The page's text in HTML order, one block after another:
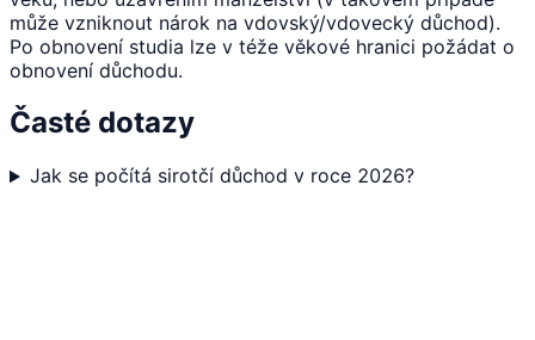
může vzniknout nárok na vdovský/vdovecký důchod).
Po obnovení studia lze v téže věkové hranici požádat o
obnovení důchodu.
Časté dotazy
Jak se počítá sirotčí důchod v roce 2026?